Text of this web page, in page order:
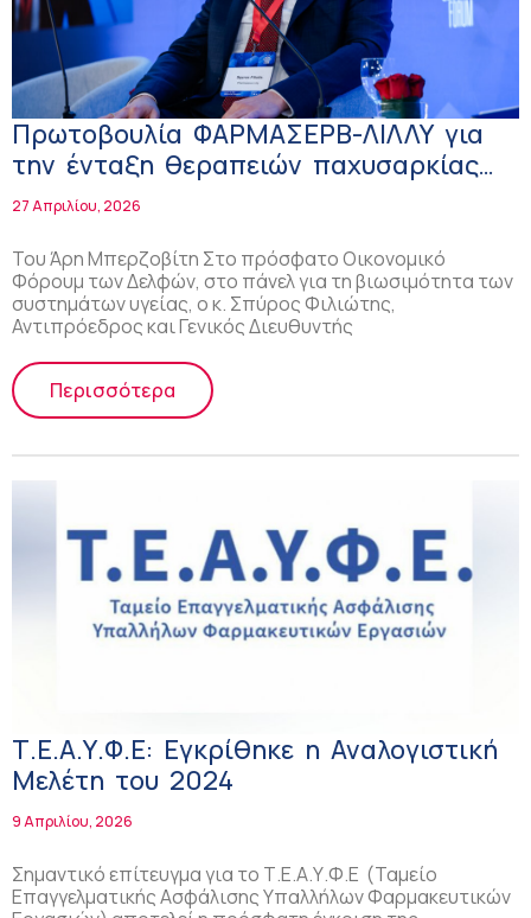
Πρωτοβουλία ΦΑΡΜΑΣΕΡΒ-ΛΙΛΛΥ για
την ένταξη θεραπειών παχυσαρκίας
στα ομαδικά ασφαλιστήρια
27 Απριλίου, 2026
Του Άρη Μπερζοβίτη Στο πρόσφατο Οικονομικό
Φόρουμ των Δελφών, στο πάνελ για τη βιωσιμότητα των
συστημάτων υγείας, ο κ. Σπύρος Φιλιώτης,
Αντιπρόεδρος και Γενικός Διευθυντής
Περισσότερα
Τ.Ε.Α.Υ.Φ.Ε: Εγκρίθηκε η Αναλογιστική
Μελέτη του 2024
9 Απριλίου, 2026
Σημαντικό επίτευγμα για το Τ.Ε.Α.Υ.Φ.Ε (Ταμείο
Επαγγελματικής Ασφάλισης Υπαλλήλων Φαρμακευτικών